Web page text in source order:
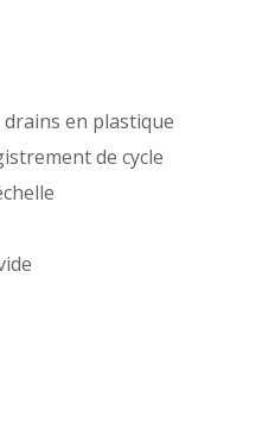
en plastique
de cycle